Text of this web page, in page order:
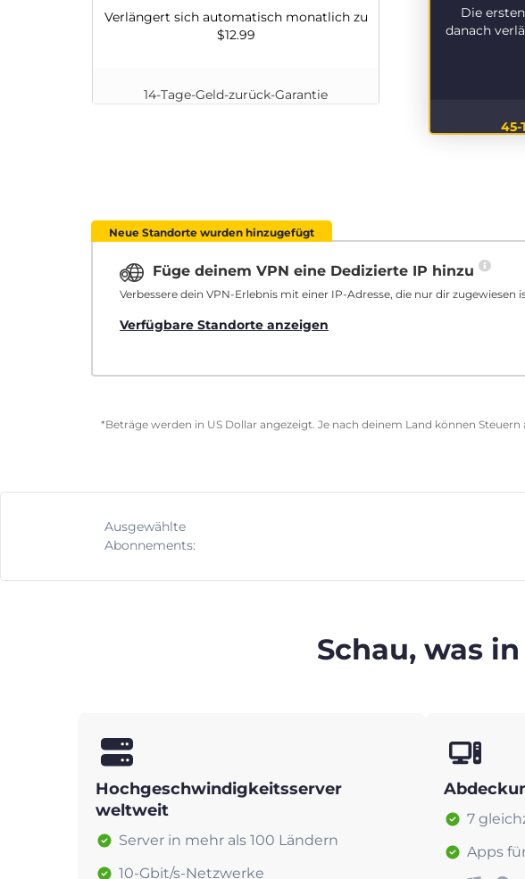
Die
danach
45-
Verlängert sich automatisch monatlich zu
$12.99
14-Tage-Geld-zurück-Garantie
Neue Standorte wurden hinzugefügt
Füge deinem VPN eine Dedizierte IP hinzu
Verbessere dein VPN-Erlebnis mit einer IP-Adresse, die nur dir zugewiesen
Verfügbare Standorte anzeigen
*Beträge werden in US Dollar angezeigt. Je nach deinem Land können
Ausgewählte
Abonnements:
Schau, was
Hochgeschwindigkeitsserver
weltweit
Server in mehr als 100 Ländern
10-Gbit/s-Netzwerke
7
Apps